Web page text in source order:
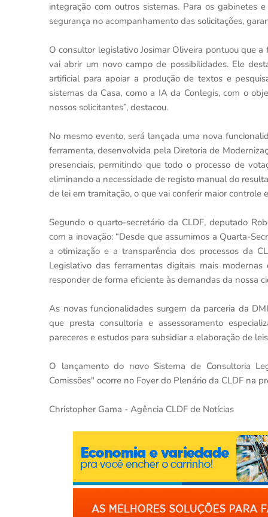
integração com outros sistemas. Para os gabinetes
segurança no acompanhamento das solicitações,
O consultor legislativo Josimar Oliveira pontuou que
vai abrir um novo campo de possibilidades. Ele
artificial para apoiar a produção de textos e
sistemas da Casa, como a IA da Conlegis, com o
nossos solicitantes”, destacou.
No mesmo evento, será lançada uma nova
ferramenta, desenvolvida pela Diretoria de
presenciais, permitindo que todo o processo de
eliminando a necessidade de registo manual do
de lei em tramitação, o que vai conferir maior controle
Segundo o quarto-secretário da CLDF, deputado
com a inovação: “Desde que assumimos a Quarta-
a otimização e a transparência dos processos da
Legislativo das ferramentas digitais mais
responder de forma eficiente às demandas da nossa
As novas funcionalidades surgem da parceria da
que presta consultoria e assessoramento
pareceres e estudos para subsidiar a elaboração de
O lançamento do novo Sistema de Consultoria
Comissões" ocorre no Foyer do Plenário da CLDF na
Christopher Gama - Agência CLDF de Notícias